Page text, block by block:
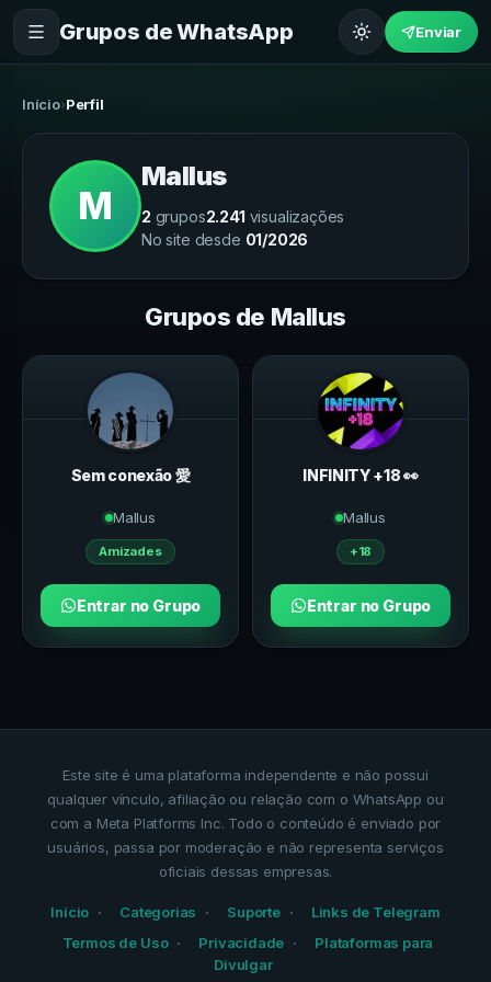
Grupos de WhatsApp Enviar
Início›Perfil
M
Mallus
2 grupos2.241 visualizações
No site desde 01/2026
Grupos de Mallus
Sem conexão 愛
Mallus
Amizades
Entrar no Grupo
INFINITY +18 👀
Mallus
+18
Entrar no Grupo
Este site é uma plataforma independente e não possui
qualquer vínculo, afiliação ou relação com o WhatsApp ou
com a Meta Platforms Inc. Todo o conteúdo é enviado por
usuários, passa por moderação e não representa serviços
oficiais dessas empresas.
Início Categorias Suporte
Links de Telegram
Termos de Uso
Privacidade
Plataformas para
Divulgar